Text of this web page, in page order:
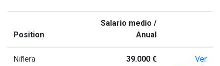
Position
Salario medio /
Anual
Niñera 39.000 €
Ver